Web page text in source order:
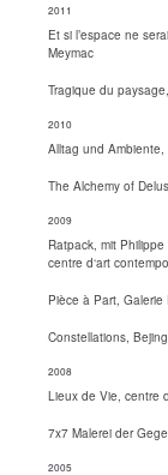
2011
Et si l’espace ne
Meymac
Tragique du
2010
Alltag und
The Alchemy of
2009
Ratpack, mit
centre d‘art
Pièce à Part, Galerie
Constellations,
2008
Lieux de Vie, centre
7x7 Malerei der
2005